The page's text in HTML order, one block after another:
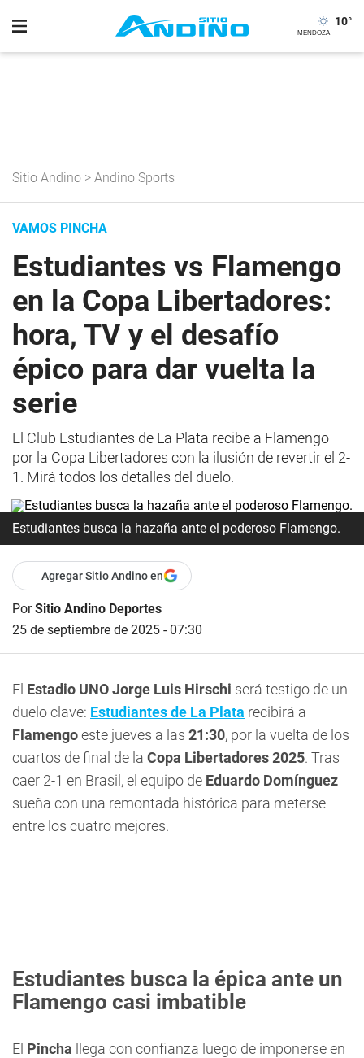
10°
Sitio Andino > Andino Sports
VAMOS PINCHA
Estudiantes vs Flamengo
en la Copa Libertadores:
hora, TV y el desafío
épico para dar vuelta la
serie
El Club Estudiantes de La Plata recibe a Flamengo
por la Copa Libertadores con la ilusión de revertir el 2-
1. Mirá todos los detalles del duelo.
Estudiantes busca la hazaña ante el poderoso Flamengo.
Agregar Sitio Andino en
PorSitio Andino Deportes
25 de septiembre de 2025 - 07:30
El Estadio UNO Jorge Luis Hirschi será testigo de un
duelo clave: Estudiantes de La Plata recibirá a
Flamengoeste jueves a las 21:30, por la vuelta de los
cuartos de final de la Copa Libertadores 2025. Tras
caer 2-1 en Brasil, el equipo de Eduardo Domínguez
sueña con una remontada histórica para meterse
entre los cuatro mejores.
Estudiantes busca la épica ante un
Flamengo casi imbatible
El Pincha llega con confianza luego de imponerse en